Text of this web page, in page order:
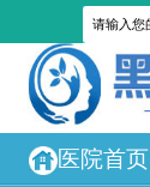
医院首页